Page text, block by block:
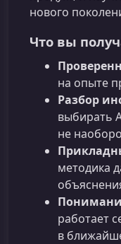
нового
Что вы
на опыте
Разбор
выбирать
не
методика
работает
в